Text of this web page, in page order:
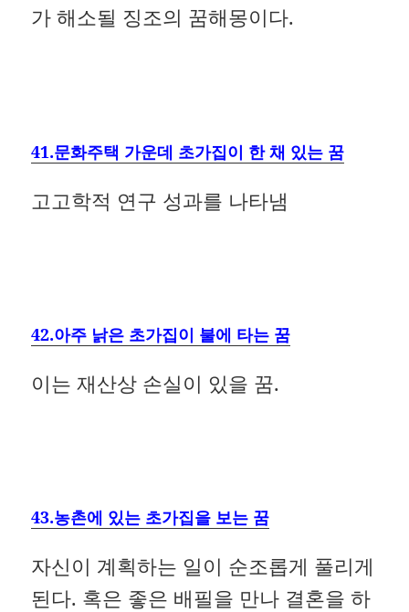
가 해소될 징조의 꿈해몽이다.
41.문화주택 가운데 초가집이 한 채 있는 꿈
고고학적 연구 성과를 나타냄
42.아주 낡은 초가집이 불에 타는 꿈
이는 재산상 손실이 있을 꿈.
43.농촌에 있는 초가집을 보는 꿈
자신이 계획하는 일이 순조롭게 풀리게
된다. 혹은 좋은 배필을 만나 결혼을 하